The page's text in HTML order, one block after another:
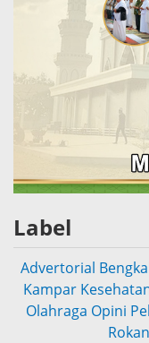
Label
Advertorial
Kampar
Olahraga Opini